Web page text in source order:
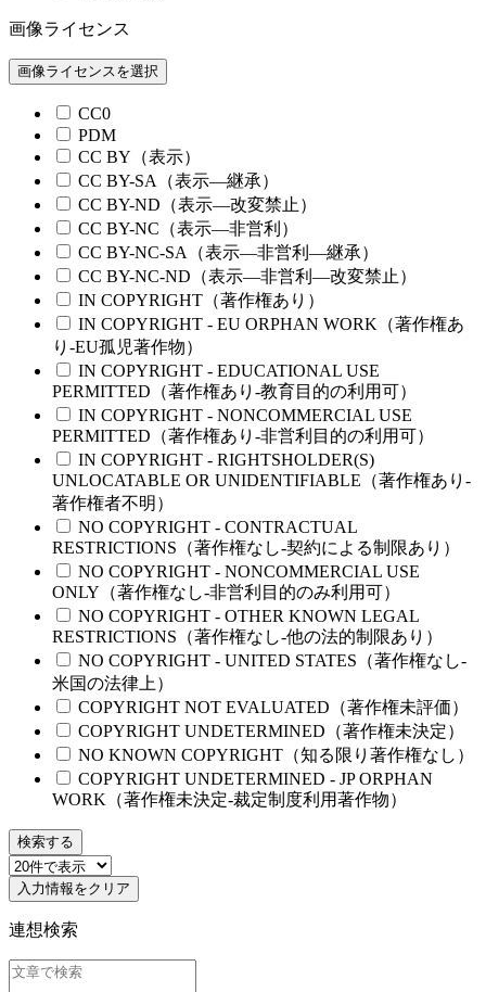
画像ライセンス
画像ライセンスを選択
CC0
PDM
CC BY（表示）
CC BY-SA（表示—継承）
CC BY-ND（表示—改変禁止）
CC BY-NC（表示—非営利）
CC BY-NC-SA（表示—非営利—継承）
CC BY-NC-ND（表示—非営利—改変禁止）
IN COPYRIGHT（著作権あり）
IN COPYRIGHT - EU ORPHAN WORK（著作権あ
り-EU孤児著作物）
IN COPYRIGHT - EDUCATIONAL USE
PERMITTED（著作権あり-教育目的の利用可）
IN COPYRIGHT - NONCOMMERCIAL USE
PERMITTED（著作権あり-非営利目的の利用可）
IN COPYRIGHT - RIGHTSHOLDER(S)
UNLOCATABLE OR UNIDENTIFIABLE（著作権あり-
著作権者不明）
NO COPYRIGHT - CONTRACTUAL
RESTRICTIONS（著作権なし-契約による制限あり）
NO COPYRIGHT - NONCOMMERCIAL USE
ONLY（著作権なし-非営利目的のみ利用可）
NO COPYRIGHT - OTHER KNOWN LEGAL
RESTRICTIONS（著作権なし-他の法的制限あり）
NO COPYRIGHT - UNITED STATES（著作権なし-
米国の法律上）
COPYRIGHT NOT EVALUATED（著作権未評価）
COPYRIGHT UNDETERMINED（著作権未決定）
NO KNOWN COPYRIGHT（知る限り著作権なし）
COPYRIGHT UNDETERMINED - JP ORPHAN
WORK（著作権未決定-裁定制度利用著作物）
検索する
入力情報をクリア
連想検索